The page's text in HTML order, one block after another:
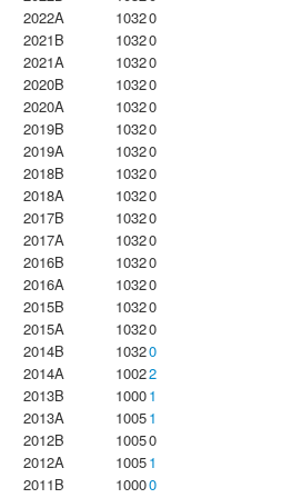
2022A
10320
2021B
10320
2021A
10320
2020B
10320
2020A
10320
2019B
10320
2019A
10320
2018B
10320
2018A
10320
2017B
10320
2017A
10320
2016B
10320
2016A
10320
2015B
10320
2015A
10320
2014B
10320
2014A
10022
2013B
10001
2013A
10051
2012B
10050
2012A
10051
2011B
10000